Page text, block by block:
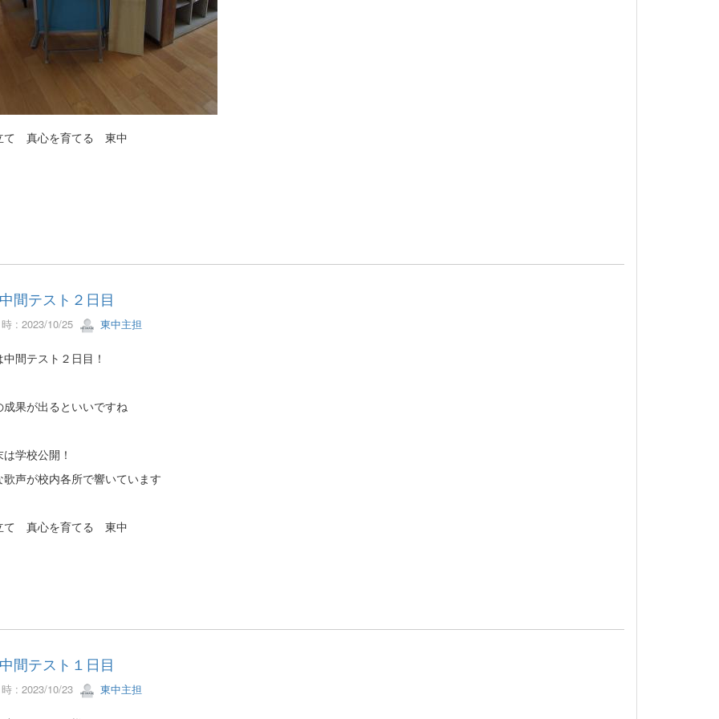
て 真心を育てる 東中
間テスト２日目
: 2023/10/25 東中主担
間テスト２日目！
成果が出るといいですね
学校公開！
歌声が校内各所で響いています
て 真心を育てる 東中
間テスト１日目
: 2023/10/23 東中主担